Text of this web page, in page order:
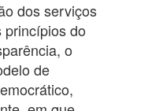
dos serviços
do
o
de